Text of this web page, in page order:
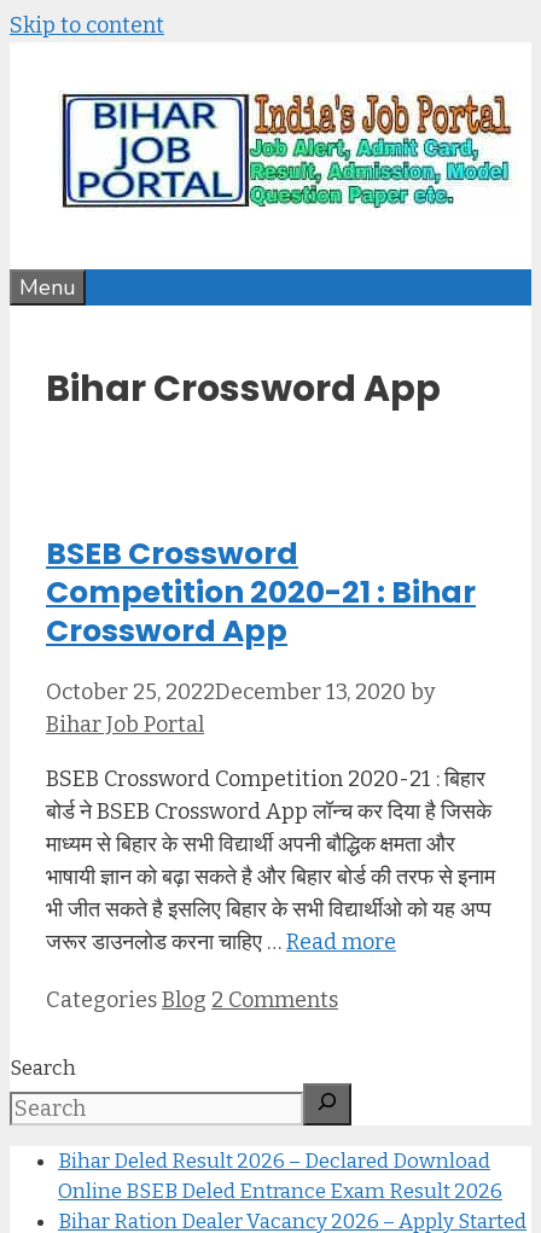
Skip to content
Menu
Bihar Crossword App
BSEB Crossword
Competition 2020-21 : Bihar
Crossword App
October 25, 2022December 13, 2020 by
Bihar Job Portal
BSEB Crossword Competition 2020-21 : बिहार
बोर्ड ने BSEB Crossword App लॉन्च कर दिया है जिसके
माध्यम से बिहार के सभी विद्यार्थी अपनी बौद्धिक क्षमता और
भाषायी ज्ञान को बढ़ा सकते है और बिहार बोर्ड की तरफ से इनाम
भी जीत सकते है इसलिए बिहार के सभी विद्यार्थीओ को यह अप्प
जरूर डाउनलोड करना चाहिए …Read more
CategoriesBlog 2 Comments
Search
Bihar Deled Result 2026 – Declared Download
Online BSEB Deled Entrance Exam Result 2026
Bihar Ration Dealer Vacancy 2026 – Apply Started